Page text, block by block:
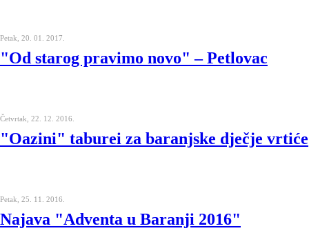
Petak, 20. 01. 2017.
"Od starog pravimo novo" – Petlovac
Četvrtak, 22. 12. 2016.
"Oazini" taburei za baranjske dječje vrtiće
Petak, 25. 11. 2016.
Najava "Adventa u Baranji 2016"